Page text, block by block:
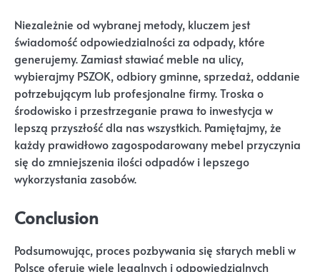
Niezależnie od wybranej metody, kluczem jest
świadomość odpowiedzialności za odpady, które
generujemy. Zamiast stawiać meble na ulicy,
wybierajmy PSZOK, odbiory gminne, sprzedaż, oddanie
potrzebującym lub profesjonalne firmy. Troska o
środowisko i przestrzeganie prawa to inwestycja w
lepszą przyszłość dla nas wszystkich. Pamiętajmy, że
każdy prawidłowo zagospodarowany mebel przyczynia
się do zmniejszenia ilości odpadów i lepszego
wykorzystania zasobów.
Conclusion
Podsumowując, proces pozbywania się starych mebli w
Polsce oferuje wiele legalnych i odpowiedzialnych